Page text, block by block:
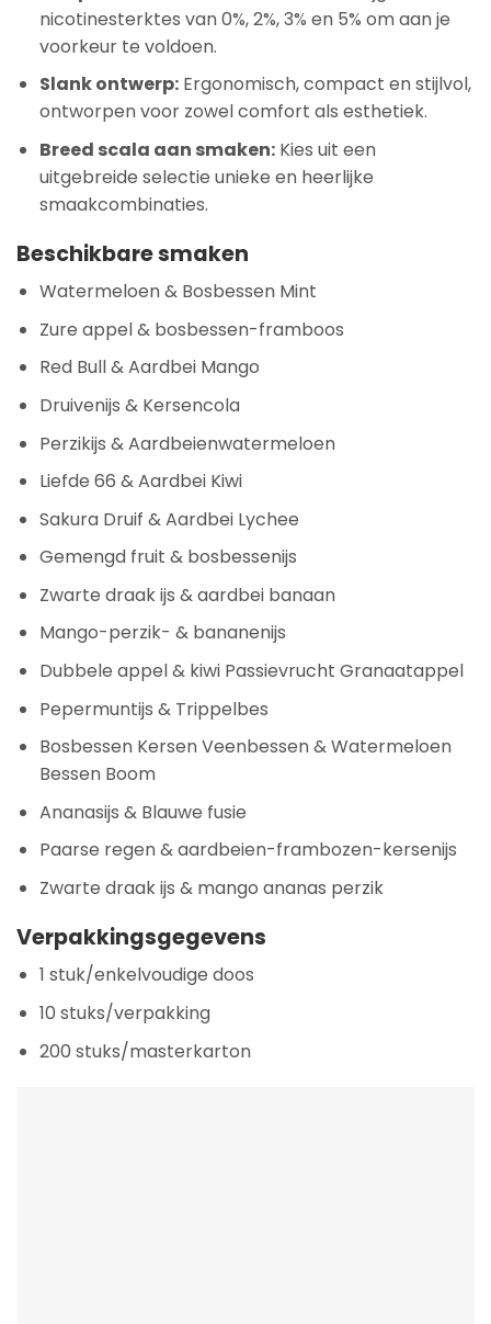
nicotinesterktes van 0%, 2%, 3% en 5% om aan je
voorkeur te voldoen.
Slank ontwerp:Ergonomisch, compact en stijlvol,
ontworpen voor zowel comfort als esthetiek.
Breed scala aan smaken:Kies uit een
uitgebreide selectie unieke en heerlijke
smaakcombinaties.
Beschikbare smaken
Watermeloen & Bosbessen Mint
Zure appel & bosbessen-framboos
Red Bull & Aardbei Mango
Druivenijs & Kersencola
Perzikijs & Aardbeienwatermeloen
Liefde 66 & Aardbei Kiwi
Sakura Druif & Aardbei Lychee
Gemengd fruit & bosbessenijs
Zwarte draak ijs & aardbei banaan
Mango-perzik- & bananenijs
Dubbele appel & kiwi Passievrucht Granaatappel
Pepermuntijs & Trippelbes
Bosbessen Kersen Veenbessen & Watermeloen
Bessen Boom
Ananasijs & Blauwe fusie
Paarse regen & aardbeien-frambozen-kersenijs
Zwarte draak ijs & mango ananas perzik
Verpakkingsgegevens
1 stuk/enkelvoudige doos
10 stuks/verpakking
200 stuks/masterkarton